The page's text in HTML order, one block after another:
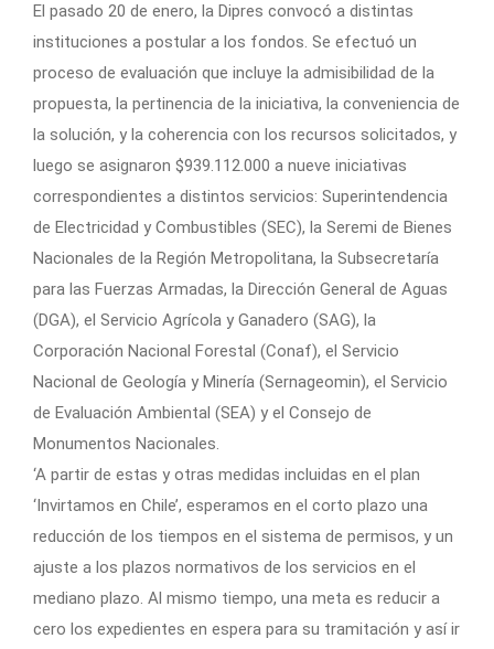
El pasado 20 de enero, la Dipres convocó a distintas
instituciones a postular a los fondos. Se efectuó un
proceso de evaluación que incluye la admisibilidad de la
propuesta, la pertinencia de la iniciativa, la conveniencia de
la solución, y la coherencia con los recursos solicitados, y
luego se asignaron $939.112.000 a nueve iniciativas
correspondientes a distintos servicios: Superintendencia
de Electricidad y Combustibles (SEC), la Seremi de Bienes
Nacionales de la Región Metropolitana, la Subsecretaría
para las Fuerzas Armadas, la Dirección General de Aguas
(DGA), el Servicio Agrícola y Ganadero (SAG), la
Corporación Nacional Forestal (Conaf), el Servicio
Nacional de Geología y Minería (Sernageomin), el Servicio
de Evaluación Ambiental (SEA) y el Consejo de
Monumentos Nacionales.
‘A partir de estas y otras medidas incluidas en el plan
‘Invirtamos en Chile’, esperamos en el corto plazo una
reducción de los tiempos en el sistema de permisos, y un
ajuste a los plazos normativos de los servicios en el
mediano plazo. Al mismo tiempo, una meta es reducir a
cero los expedientes en espera para su tramitación y así ir